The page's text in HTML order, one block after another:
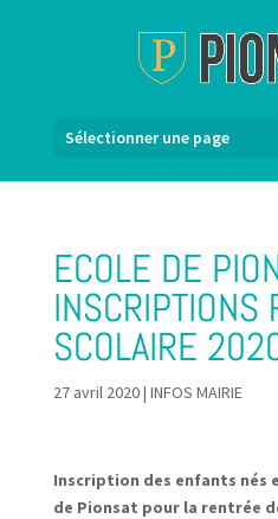
Sélectionner une page
ECOLE DE
INSCRIPTIONS
SCOLAIRE
27 avril 2020| INFOS MAIRIE
Inscription des enfants nés
de Pionsat pour la rentrée